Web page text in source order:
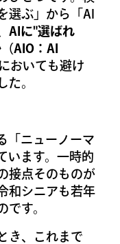
選ぶ」から「AI
AIに"選ばれ
AIO：AI
おいても避け
た。
「ニューノーマ
います。一時的
接点そのものが
和シニアも若年
です。
き、これまで